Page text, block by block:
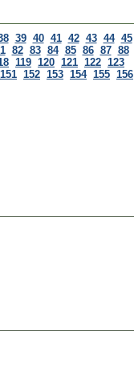
39 40 41 42 43 44 45
82 83 84 85 86 87 88
119 120 121 122 123
151 152 153 154 155 156